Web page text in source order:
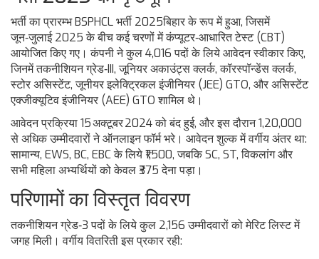
भर्ती का प्रारम्भBSPHCL भर्ती 2025बिहारके रूप में हुआ, जिसमें
जून‑जुलाई 2025 के बीच कई चरणों में कंप्यूटर‑आधारित टेस्ट (CBT)
आयोजित किए गए। कंपनी ने कुल 4,016 पदों के लिये आवेदन स्वीकार किए,
जिनमें तकनीशियन ग्रेड‑III, जूनियर अकाउंट्स क्लर्क, कॉरस्पॉन्डेंस क्लर्क,
स्टोर असिस्टेंट, जूनीयर इलेक्ट्रिकल इंजीनियर (JEE) GTO, और असिस्टेंट
एक्जीक्यूटिव इंजीनियर (AEE) GTO शामिल थे।
आवेदन प्रक्रिया 15 अक्टूबर 2024 को बंद हुई, और इस दौरान 1,20,000
से अधिक उम्मीदवारों ने ऑनलाइन फॉर्म भरे। आवेदन शुल्क में वर्गीय अंतर था:
सामान्य, EWS, BC, EBC के लिये ₹1,500, जबकि SC, ST, विकलांग और
सभी महिला अभ्यर्थियों को केवल ₹375 देना पड़ा।
परिणामों का विस्तृत विवरण
तकनीशियन ग्रेड‑3 पदों के लिये कुल 2,156 उम्मीदवारों को मेरिट लिस्ट में
जगह मिली। वर्गीय वितरिती इस प्रकार रही: